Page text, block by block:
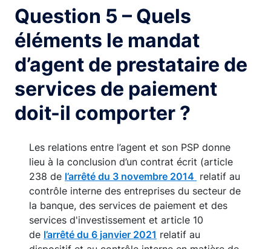
Question 5 – Quels
éléments le mandat
d’agent de prestataire de
services de paiement
doit-il comporter ?
Les relations entre l’agent et son PSP donne
lieu à la conclusion d’un contrat écrit (article
238 de l’arrêté du 3 novembre 2014 relatif au
contrôle interne des entreprises du secteur de
la banque, des services de paiement et des
services d'investissement et article 10
de l’arrêté du 6 janvier 2021 relatif au